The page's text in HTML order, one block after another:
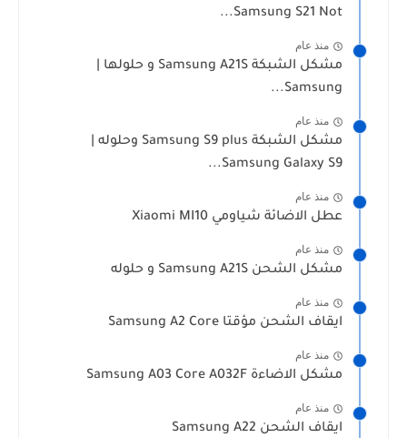
Samsung S21 Not...
منذ عام
مشكل الشبكة Samsung A21S و حلولها |
Samsung...
منذ عام
مشكل الشبكة Samsung S9 plus وحلوله |
Samsung Galaxy S9...
منذ عام
عطل الاضائة شياومي Xiaomi MI10
منذ عام
مشكل الشحن Samsung A21S و حلوله
منذ عام
ايقاف الشحن مؤقتا Samsung A2 Core
منذ عام
مشكل الاضاءة Samsung A03 Core A032F
منذ عام
ايقاف الشحن Samsung A22